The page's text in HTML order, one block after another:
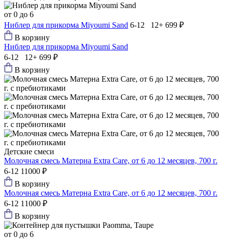
от 0 до 6
Ниблер для прикорма Мiyoumi Sand 6-12 12+ 699 ₽
В корзину
Ниблер для прикорма Мiyoumi Sand
6-12 12+ 699 ₽
В корзину
Детские смеси
Молочная смесь Матерна Extra Care, от 6 до 12 месяцев, 700 г.
6-12 11000 ₽
В корзину
Молочная смесь Матерна Extra Care, от 6 до 12 месяцев, 700 г.
6-12 11000 ₽
В корзину
от 0 до 6